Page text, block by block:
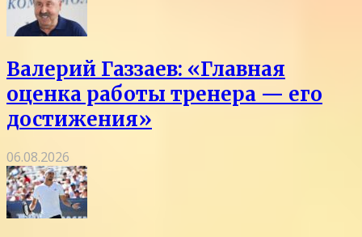
Валерий Газзаев: «Главная
оценка работы тренера — его
достижения»
06.08.2026